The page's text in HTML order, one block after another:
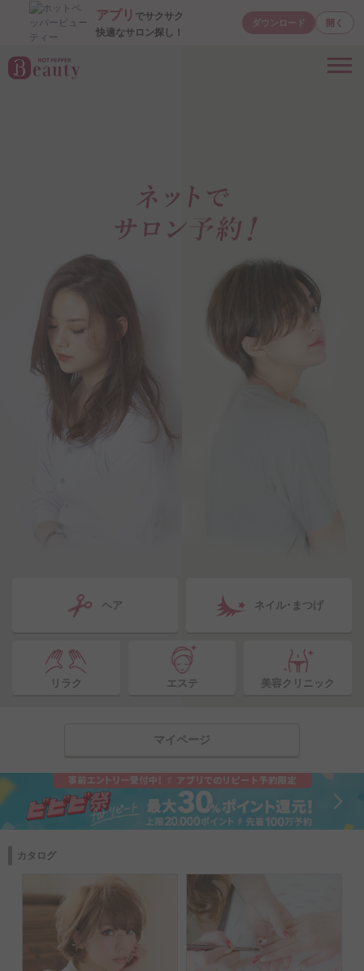
アプリ でサクサク
快適なサロン探し！
ダウンロード 開く
ヘア ネイル･まつげ
リラク エステ 美容クリニック
マイページ
カタログ